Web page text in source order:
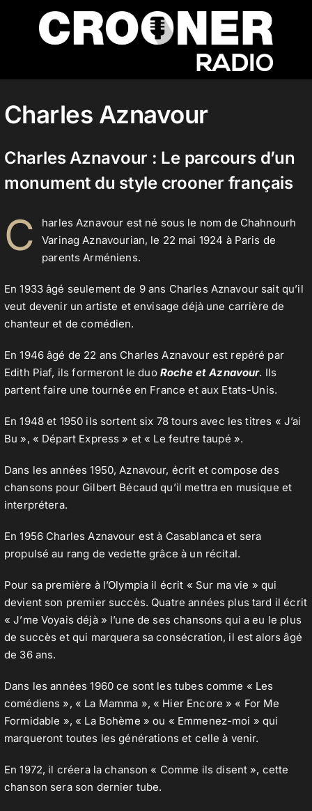
contenu
Accueil
Actualités
Nos flux audio
Télécharger notre application
Contact
Charles Aznavour
Charles Aznavour : Le parcours d’un
monument du style crooner français
C
harles Aznavour est né sous le nom de Chahnourh
Varinag Aznavourian, le 22 mai 1924 à Paris de
parents Arméniens.
En 1933 âgé seulement de 9 ans Charles Aznavour sait qu’il
veut devenir un artiste et envisage déjà une carrière de
chanteur et de comédien.
En 1946 âgé de 22 ans Charles Aznavour est repéré par
Edith Piaf, ils formeront le duo Roche et Aznavour. Ils
partent faire une tournée en France et aux Etats-Unis.
En 1948 et 1950 ils sortent six 78 tours avec les titres « J’ai
Bu », « Départ Express » et « Le feutre taupé ».
Dans les années 1950, Aznavour, écrit et compose des
chansons pour Gilbert Bécaud qu’il mettra en musique et
interprétera.
En 1956 Charles Aznavour est à Casablanca et sera
propulsé au rang de vedette grâce à un récital.
Pour sa première à l’Olympia il écrit « Sur ma vie » qui
devient son premier succès. Quatre années plus tard il écrit
« J’me Voyais déjà » l’une de ses chansons qui a eu le plus
de succès et qui marquera sa consécration, il est alors âgé
de 36 ans.
Dans les années 1960 ce sont les tubes comme « Les
comédiens », « La Mamma », « Hier Encore » « For Me
Formidable », « La Bohème » ou « Emmenez-moi » qui
marqueront toutes les générations et celle à venir.
En 1972, il créera la chanson « Comme ils disent », cette
chanson sera son dernier tube.